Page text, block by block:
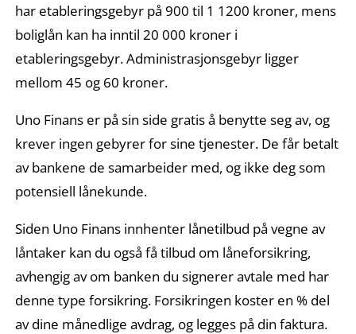
har etableringsgebyr på 900 til 1 1200 kroner, mens
boliglån kan ha inntil 20 000 kroner i
etableringsgebyr. Administrasjonsgebyr ligger
mellom 45 og 60 kroner.
Uno Finans er på sin side gratis å benytte seg av, og
krever ingen gebyrer for sine tjenester. De får betalt
av bankene de samarbeider med, og ikke deg som
potensiell lånekunde.
Siden Uno Finans innhenter lånetilbud på vegne av
låntaker kan du også få tilbud om låneforsikring,
avhengig av om banken du signerer avtale med har
denne type forsikring. Forsikringen koster en % del
av dine månedlige avdrag, og legges på din faktura.